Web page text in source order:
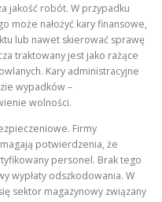
jakość robót. W przypadku
może nałożyć kary finansowe,
lub nawet skierować sprawę
traktowany jest jako rażące
Kary administracyjne
wypadków –
wolności.
Firmy
potwierdzenia, że
personel. Brak tego
wypłaty odszkodowania. W
sektor magazynowy związany